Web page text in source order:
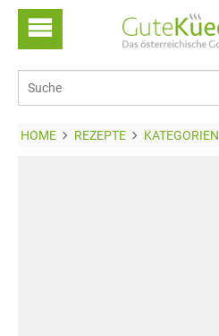
HOME REZEPTE KATEGORIEN